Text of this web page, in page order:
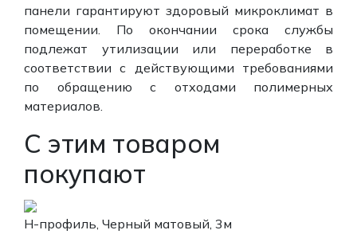
панели гарантируют здоровый микроклимат в
помещении. По окончании срока службы
подлежат утилизации или переработке в
соответствии с действующими требованиями
по обращению с отходами полимерных
материалов.
С этим товаром
покупают
H-профиль, Черный матовый, 3м